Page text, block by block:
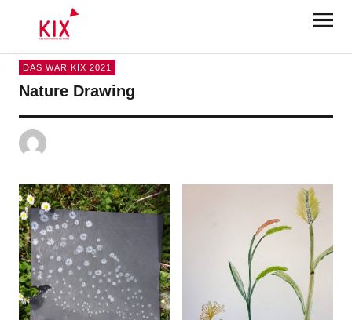
KIX Karlsruhe 2025
DAS WAR KIX 2021
Nature Drawing